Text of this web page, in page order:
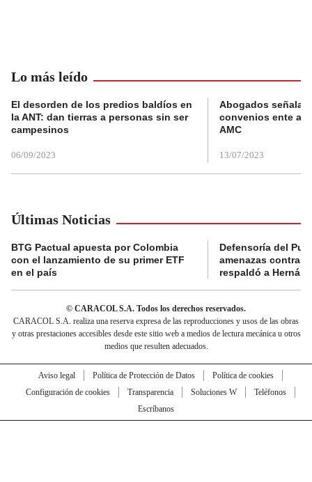
Lo más leído
El desorden de los predios baldíos en
la ANT: dan tierras a personas sin ser
campesinos
06/09/2023
Abogados
convenios ente
AMC
13/07/2023
Últimas Noticias
BTG Pactual apuesta por Colombia
con el lanzamiento de su primer ETF
en el país
Defensoría del
amenazas contra
respaldó a Hernán
© CARACOL S.A. Todos los derechos reservados.
CARACOL S.A. realiza una reserva expresa de las reproducciones y usos de las obras
y otras prestaciones accesibles desde este sitio web a medios de lectura mecánica u otros
medios que resulten adecuados.
Aviso legal Política de Protección de Datos
Política de cookies
Configuración de cookies
Transparencia Soluciones W
Teléfonos
Escríbanos